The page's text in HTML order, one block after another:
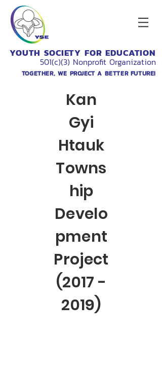
YOUTH SOCIETY FOR EDUCATION
501(c)(3) Nonprofit Organization
TOGETHER, WE PROJECT A BETTER FUTURE!
Kan
Gyi
Htauk
Towns
hip
Develo
pment
Project
(2017 -
2019)